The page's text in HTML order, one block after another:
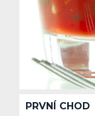
PRVNÍ CHOD